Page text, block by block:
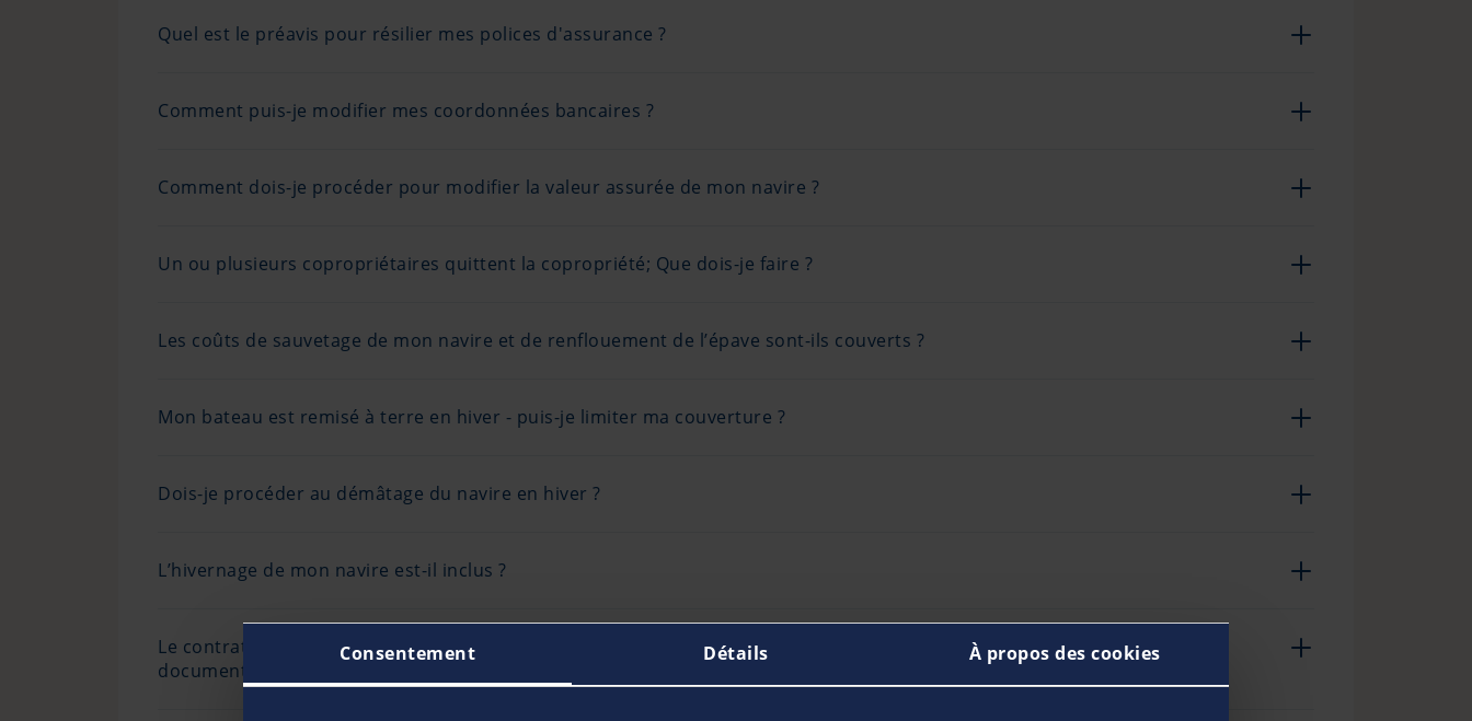
Consentement Détails À propos des cookies
Quel est le préavis pour résilier mes polices d'assurance ?
Comment puis-je modifier mes coordonnées bancaires ?
Comment dois-je procéder pour modifier la valeur assurée de mon navire ?
Un ou plusieurs copropriétaires quittent la copropriété; Que dois-je faire ?
Les coûts de sauvetage de mon navire et de renflouement de l’épave sont-ils couverts ?
Mon bateau est remisé à terre en hiver - puis-je limiter ma couverture ?
Dois-je procéder au démâtage du navire en hiver ?
L’hivernage de mon navire est-il inclus ?
Le contrat du chantier effectuant l’hivernage décline toute responsabilité en cas de sinistre. Puis-je signer un tel
document ?